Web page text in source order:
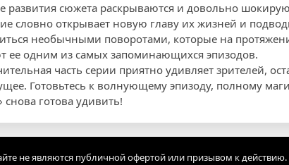
развития сюжета раскрываются и довольно
словно открывает новую главу их жизней и
необычными поворотами, которые на
ее одним из самых запоминающихся эпизодов.
часть серии приятно удивляет зрителей,
Готовьтесь к волнующему эпизоду, полному
снова готова удивить!
не являются публичной офертой или призывом к